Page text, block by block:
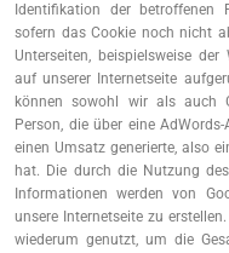
Identifikation der betroffenen
sofern das Cookie noch nicht
Unterseiten, beispielsweise
auf unserer Internetseite
können sowohl wir als auch
Person, die über eine
einen Umsatz generierte, also
hat. Die durch die Nutzung
Informationen werden von
unsere Internetseite zu
wiederum genutzt, um die